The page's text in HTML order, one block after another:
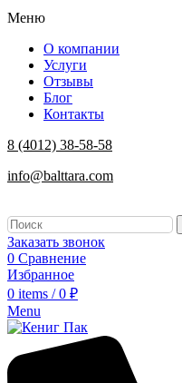
Меню
О компании
Услуги
Отзывы
Блог
Контакты
8 (4012) 38-58-58
info@balttara.com
Заказать звонок
0 Сравнение
Избранное
0 items / 0 ₽
Menu